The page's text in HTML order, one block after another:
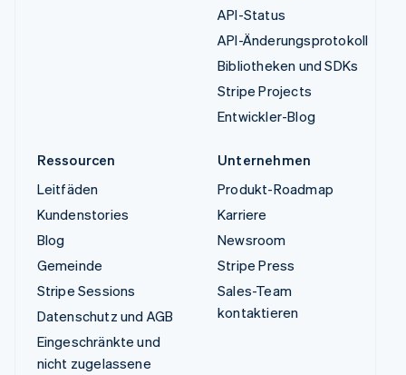
API-Status
API-Änderungsprotokoll
Bibliotheken und SDKs
Stripe Projects
Entwickler-Blog
Ressourcen
Leitfäden
Kundenstories
Blog
Gemeinde
Stripe Sessions
Datenschutz und AGB
Eingeschränkte und
nicht zugelassene
Unternehmen
Produkt-Roadmap
Karriere
Newsroom
Stripe Press
Sales-Team
kontaktieren